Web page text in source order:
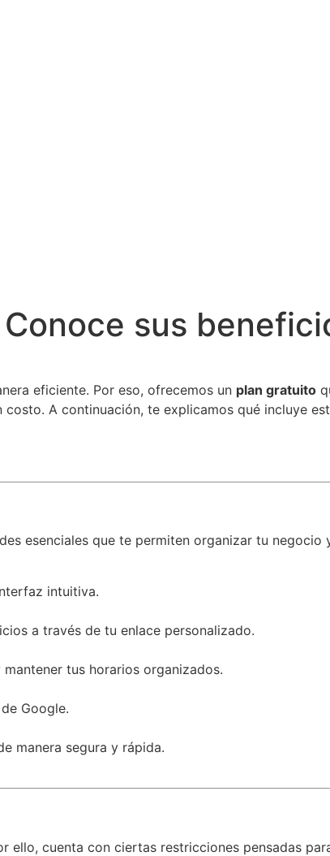
sus
eficiente. Por eso, ofrecemos un plan gratuito
A continuación, te explicamos qué incluye
esenciales que te permiten organizar tu negocio
intuitiva.
a través de tu enlace personalizado.
tus horarios organizados.
Google.
manera segura y rápida.
cuenta con ciertas restricciones pensadas